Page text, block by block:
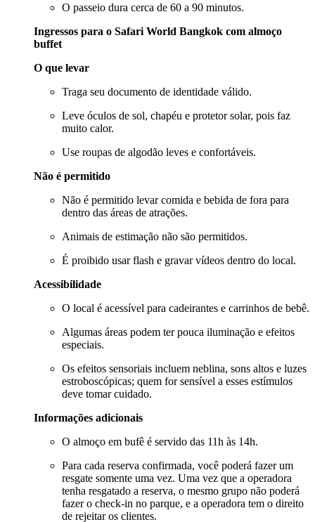
O passeio dura cerca de 60 a 90 minutos.
Ingressos para o Safari World Bangkok com almoço
buffet
O que levar
Traga seu documento de identidade válido.
Leve óculos de sol, chapéu e protetor solar, pois faz
muito calor.
Use roupas de algodão leves e confortáveis.
Não é permitido
Não é permitido levar comida e bebida de fora para
dentro das áreas de atrações.
Animais de estimação não são permitidos.
É proibido usar flash e gravar vídeos dentro do local.
Acessibilidade
O local é acessível para cadeirantes e carrinhos de bebê.
Algumas áreas podem ter pouca iluminação e efeitos
especiais.
Os efeitos sensoriais incluem neblina, sons altos e luzes
estroboscópicas; quem for sensível a esses estímulos
deve tomar cuidado.
Informações adicionais
O almoço em bufê é servido das 11h às 14h.
Para cada reserva confirmada, você poderá fazer um
resgate somente uma vez. Uma vez que a operadora
tenha resgatado a reserva, o mesmo grupo não poderá
fazer o check-in no parque, e a operadora tem o direito
de rejeitar os clientes.